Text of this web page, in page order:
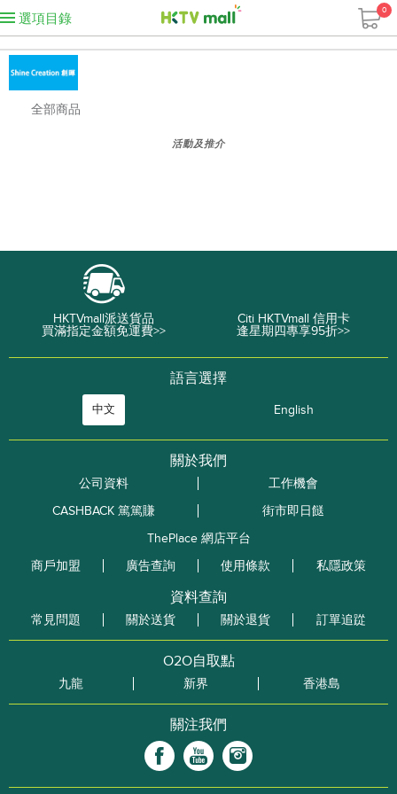
選項目錄
0
全部商品
活動及推介
HKTVmall派送貨品
買滿指定金額免運費>>
Citi HKTVmall 信用卡
逢星期四專享95折>>
語言選擇
中文 English
關於我們
公司資料
工作機會
CASHBACK 篤篤賺
街市即日餸
ThePlace 網店平台
商戶加盟
廣告查詢 使用條款 私隱政策
資料查詢
常見問題 關於送貨 關於退貨 訂單追踨
O2O自取點
九龍 新界 香港島
關注我們